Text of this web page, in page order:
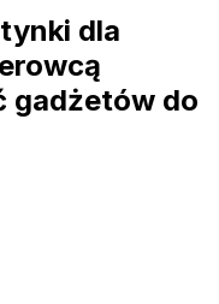
dla
gadżetów do